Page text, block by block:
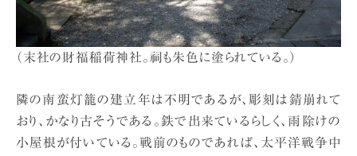
（末社の財福稲荷神社。祠も朱色に塗られている。）
隣の南蛮灯籠の建立年は不明であるが、彫刻は錆崩れて
おり、かなり古そうである。鉄で出来ているらしく、雨除けの
小屋根が付いている。戦前のものであれば、太平洋戦争中